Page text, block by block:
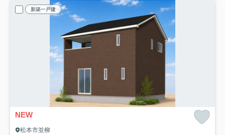
新築一戸建
NEW
松本市並柳